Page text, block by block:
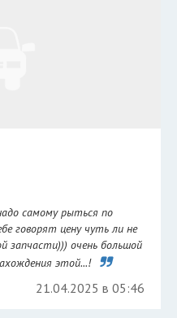
самому рыться по
говорят цену чуть ли не
запчасти))) очень большой
этой...!
21.04.2025 в 05:46